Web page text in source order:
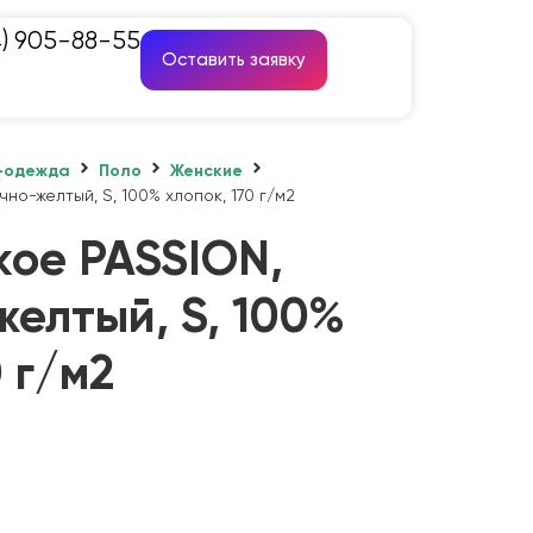
905-88-55
Оставить заявку
Поло
Женские
желтый, S, 100% хлопок, 170 г/м2
PASSION,
S, 100%
г/м2